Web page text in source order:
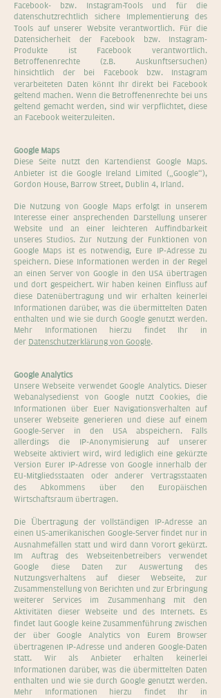
Facebook- bzw. Instagram-Tools und für die
datenschutzrechtlich sichere Implementierung des
Tools auf unserer Website verantwortlich. Für die
Datensicherheit der Facebook bzw. Instagram-
Produkte ist Facebook verantwortlich.
Betroffenenrechte (z.B. Auskunftsersuchen)
hinsichtlich der bei Facebook bzw. Instagram
verarbeiteten Daten könnt Ihr direkt bei Facebook
geltend machen. Wenn die Betroffenenrechte bei uns
geltend gemacht werden, sind wir verpflichtet, diese
an Facebook weiterzuleiten.
Google Maps
Diese Seite nutzt den Kartendienst Google Maps.
Anbieter ist die Google Ireland Limited („Google“),
Gordon House, Barrow Street, Dublin 4, Irland.
Die Nutzung von Google Maps erfolgt in unserem
Interesse einer ansprechenden Darstellung unserer
Website und an einer leichteren Auffindbarkeit
unseres Studios. Zur Nutzung der Funktionen von
Google Maps ist es notwendig, Eure IP-Adresse zu
speichern. Diese Informationen werden in der Regel
an einen Server von Google in den USA übertragen
und dort gespeichert. Wir haben keinen Einfluss auf
diese Datenübertragung und wir erhalten keinerlei
Informationen darüber, was die übermittelten Daten
enthalten und wie sie durch Google genutzt werden.
Mehr Informationen hierzu findet Ihr in
der Datenschutzerklärung von Google.
Google Analytics
Unsere Webseite verwendet Google Analytics. Dieser
Webanalysedienst von Google nutzt Cookies, die
Informationen über Euer Navigationsverhalten auf
unserer Webseite generieren und diese auf einem
Google-Server in den USA abspeichern. Falls
allerdings die IP-Anonymisierung auf unserer
Webseite aktiviert wird, wird lediglich eine gekürzte
Version Eurer IP-Adresse von Google innerhalb der
EU-Mitgliedsstaaten oder anderer Vertragsstaaten
des Abkommens über den Europäischen
Wirtschaftsraum übertragen.
Die Übertragung der vollständigen IP-Adresse an
einen US-amerikanischen Google-Server findet nur in
Ausnahmefällen statt und wird dann Vorort gekürzt.
Im Auftrag des Webseitenbetreibers verwendet
Google diese Daten zur Auswertung des
Nutzungsverhaltens auf dieser Webseite, zur
Zusammenstellung von Berichten und zur Erbringung
weiterer Services im Zusammenhang mit den
Aktivitäten dieser Webseite und des Internets. Es
findet laut Google keine Zusammenführung zwischen
der über Google Analytics von Eurem Browser
übertragenen IP-Adresse und anderen Google-Daten
statt. Wir als Anbieter erhalten keinerlei
Informationen darüber, was die übermittelten Daten
enthalten und wie sie durch Google genutzt werden.
Mehr Informationen hierzu findet Ihr in